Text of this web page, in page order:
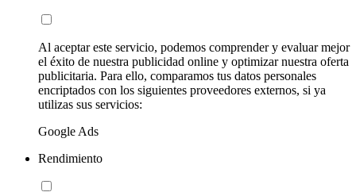
Al aceptar este servicio, podemos comprender y evaluar mejor
el éxito de nuestra publicidad online y optimizar nuestra oferta
publicitaria. Para ello, comparamos tus datos personales
encriptados con los siguientes proveedores externos, si ya
utilizas sus servicios:
Google Ads
Rendimiento